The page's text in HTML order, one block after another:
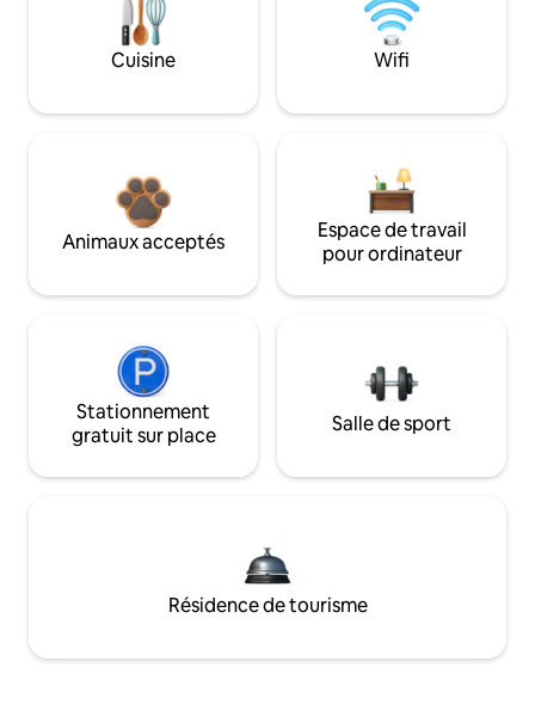
Cuisine Wifi
Animaux acceptés
Espace de travail
pour ordinateur
Stationnement
gratuit sur place
Salle de sport
Résidence de tourisme